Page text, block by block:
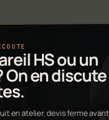
HS ou un
On en
en atelier, devis ferme avant